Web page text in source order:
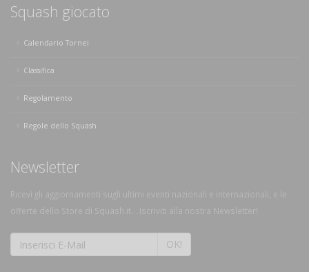
Squash giocato
Calendario Tornei
Classifica
Regolamento
Regole dello Squash
Newsletter
Ricevi gli aggiornamenti sugli ultimi eventi nazionali e internazionali, e le
offerte dello Store di Squash.it... Iscriviti alla nostra Newsletter!
OK!